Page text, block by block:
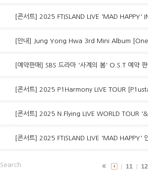
[콘서트] 2025 FTISLAND LIVE 'MAD HAPPY'
[안내] Jung Yong Hwa 3rd Mini Album [One
[예약판매] SBS 드라마 '사계의 봄' O.S.T 예약 판
[콘서트] 2025 P1Harmony LIVE TOUR
[콘서트] 2025 N.Flying LIVE WORLD TOUR
[콘서트] 2025 FTISLAND LIVE 'MAD HAPPY'
11 12
Search